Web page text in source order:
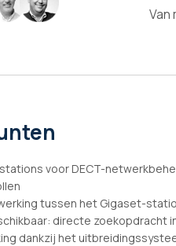
Van
voor DECT-
tussen het Gigaset-
directe zoekopdracht
dankzij het